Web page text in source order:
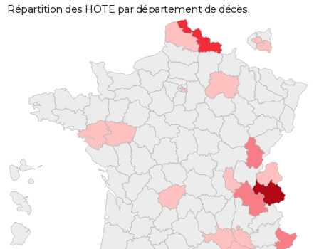
Répartition des HOTE par département de décès.